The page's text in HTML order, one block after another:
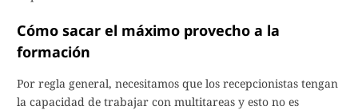
Cómo sacar el máximo provecho a la
formación
Por regla general, necesitamos que los recepcionistas tengan
la capacidad de trabajar con multitareas y esto no es